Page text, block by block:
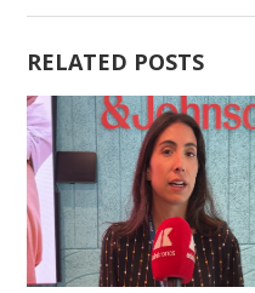
RELATED POSTS